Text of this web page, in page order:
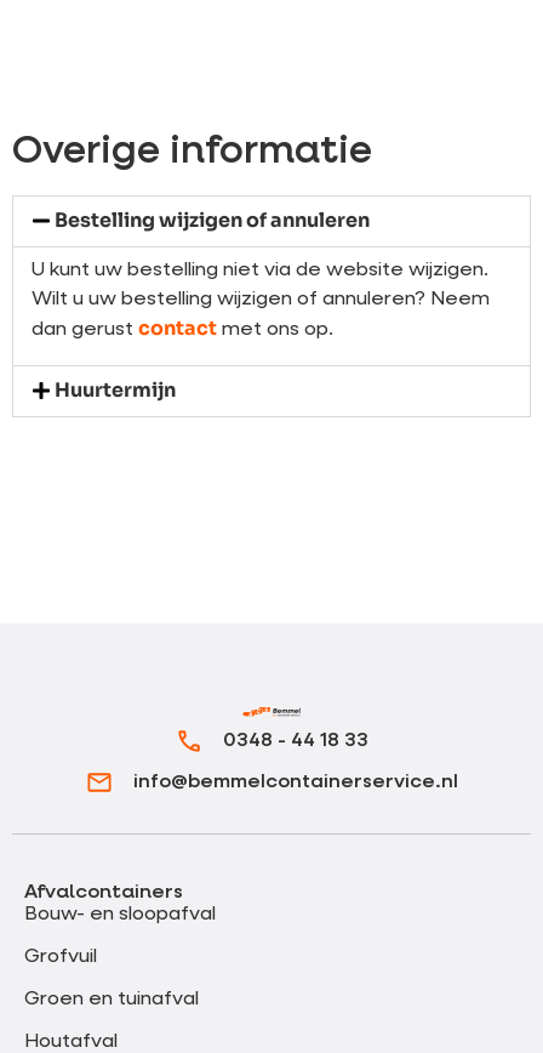
Overige informatie
Bestelling wijzigen of annuleren
U kunt uw bestelling niet via de website wijzigen.
Wilt u uw bestelling wijzigen of annuleren? Neem
dan gerust contact met ons op.
Huurtermijn
0348 - 44 18 33
info@bemmelcontainerservice.nl
Afvalcontainers
Bouw- en sloopafval
Grofvuil
Groen en tuinafval
Houtafval